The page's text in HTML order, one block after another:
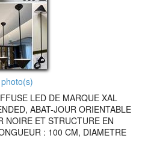
LED DE MARQUE XAL
ABAT-JOUR ORIENTABLE
NOIRE ET STRUCTURE EN
: 100 CM, DIAMETRE